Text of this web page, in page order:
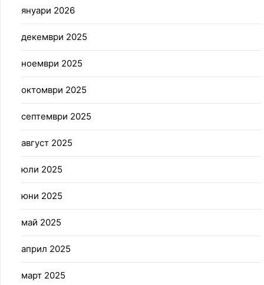
януари 2026
декември 2025
ноември 2025
октомври 2025
септември 2025
август 2025
юли 2025
юни 2025
май 2025
април 2025
март 2025